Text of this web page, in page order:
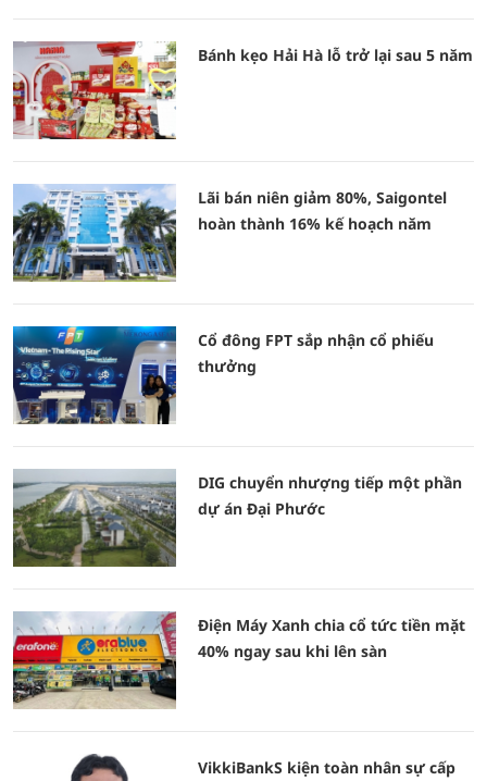
Bánh kẹo Hải Hà lỗ trở lại sau 5 năm
Lãi bán niên giảm 80%, Saigontel
hoàn thành 16% kế hoạch năm
Cổ đông FPT sắp nhận cổ phiếu
thưởng
DIG chuyển nhượng tiếp một phần
dự án Đại Phước
Điện Máy Xanh chia cổ tức tiền mặt
40% ngay sau khi lên sàn
VikkiBankS kiện toàn nhân sự cấp